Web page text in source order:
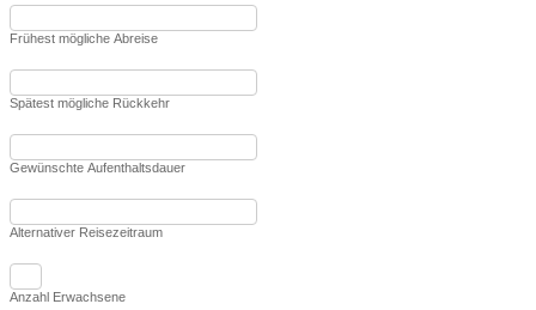
Frühest mögliche Abreise
Spätest mögliche Rückkehr
Gewünschte Aufenthaltsdauer
Alternativer Reisezeitraum
Anzahl Erwachsene